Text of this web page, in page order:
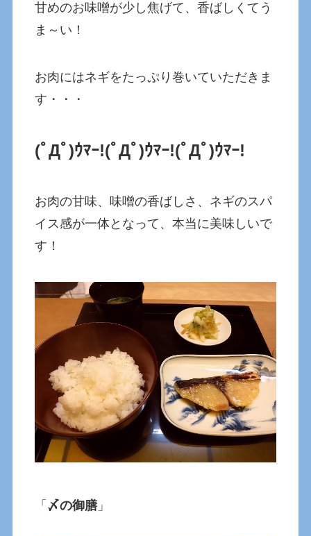
甘めのお味噌が少し焦げて、香ばしくてう
ま～い！
お肉にはネギをたっぷり巻いていただきま
す・・・
(ﾟДﾟ)ｳﾏｰ!(ﾟДﾟ)ｳﾏｰ!(ﾟДﾟ)ｳﾏｰ!
お肉の甘味、味噌の香ばしさ、ネギのスパ
イス感が一体となって、本当に美味しいで
す！
「 〆の御膳」